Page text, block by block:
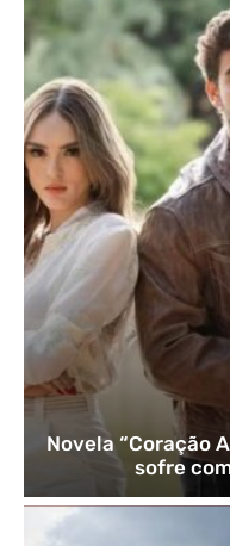
Novela “Coração
sofre